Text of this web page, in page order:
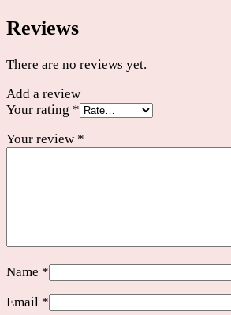
Reviews
There are no reviews yet.
Add a review
Your rating *
Your review *
Name *
Email *